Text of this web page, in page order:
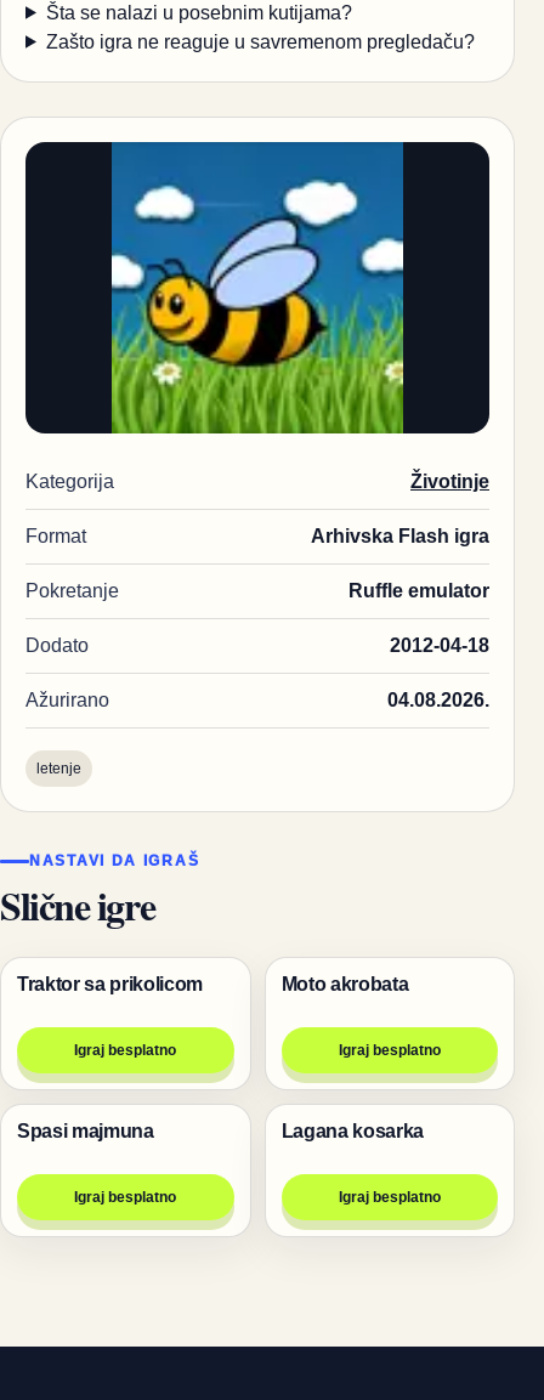
Šta se nalazi u posebnim kutijama?
Zašto igra ne reaguje u savremenom pregledaču?
Kategorija Životinje
Format Arhivska Flash igra
Pokretanje Ruffle emulator
Dodato 2012-04-18
Ažurirano 04.08.2026.
letenje
NASTAVI DA IGRAŠ
Slične igre
Trke
Traktor sa prikolicom
Igraj besplatno
Trke
Moto akrobata
Igraj besplatno
Životinje
Spasi majmuna
Igraj besplatno
Igre
Lagana kosarka
Igraj besplatno